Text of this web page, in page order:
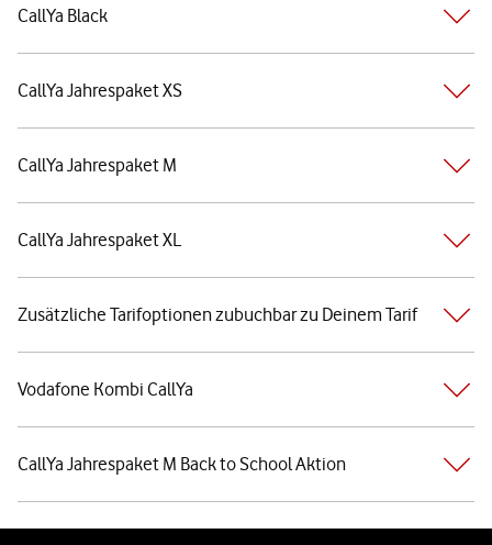
CallYa Black
CallYa Jahrespaket XS
CallYa Jahrespaket M
CallYa Jahrespaket XL
Zusätzliche Tarifoptionen zubuchbar zu Deinem Tarif
Vodafone Kombi CallYa
CallYa Jahrespaket M Back to School Aktion